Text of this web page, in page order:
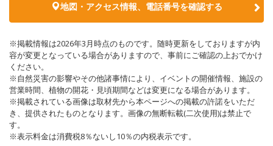
地図・アクセス情報、電話番号を確認する
※掲載情報は2026年3月時点のものです。随時更新をしておりますが内
容が変更となっている場合がありますので、事前にご確認の上おでかけ
ください。
※自然災害の影響やその他諸事情により、イベントの開催情報、施設の
営業時間、植物の開花・見頃期間などは変更になる場合があります。
※掲載されている画像は取材先から本ページへの掲載の許諾をいただ
き、提供されたものとなります。画像の無断転載(二次使用)は禁止で
す。
※表示料金は消費税8％ないし10％の内税表示です。